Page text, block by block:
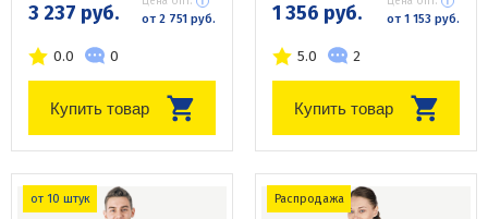
3 237 руб. от 2 751 руб.
0.0 0
Купить товар
1 356 руб. от 1 153 руб.
5.0 2
Купить товар
от 10 штук Распродажа